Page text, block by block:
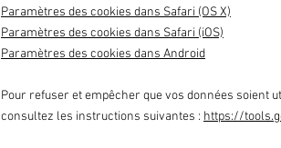
Paramètres des cookies dans Safari (OS X)
Paramètres des cookies dans Safari (iOS)
Paramètres des cookies dans Android
Pour refuser et empêcher que vos données soient
consultez les instructions suivantes : https://